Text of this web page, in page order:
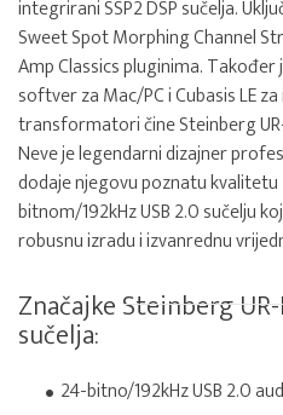
integrirani SSP2 DSP sučelja.
Sweet Spot Morphing Channel
Amp Classics pluginima. Također
softver za Mac/PC i Cubasis LE
transformatori čine Steinberg
Neve je legendarni dizajner
dodaje njegovu poznatu
bitnom/192kHz USB 2.0 sučelju
robusnu izradu i izvanrednu
Značajke Steinberg
sučelja:
24-bitno/192kHz USB 2.0